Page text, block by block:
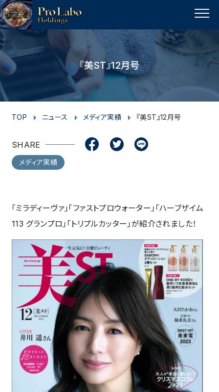
MENU
『美ST』12月号
TOP ニュース メディア実績 『美ST』12月号
SHARE
c
e
b
o
o
k
i
t
t
e
n
e
メディア実績
「ミラディーヴァ」「ファストプロウォーター」「ハーブザイム
113 グランプロ」「トリプルカッター」が紹介されました！
p
a
g
e
t
o
p
s
t
a
g
r
a
m
c
e
b
o
k
i
t
t
e
r
u
t
u
e